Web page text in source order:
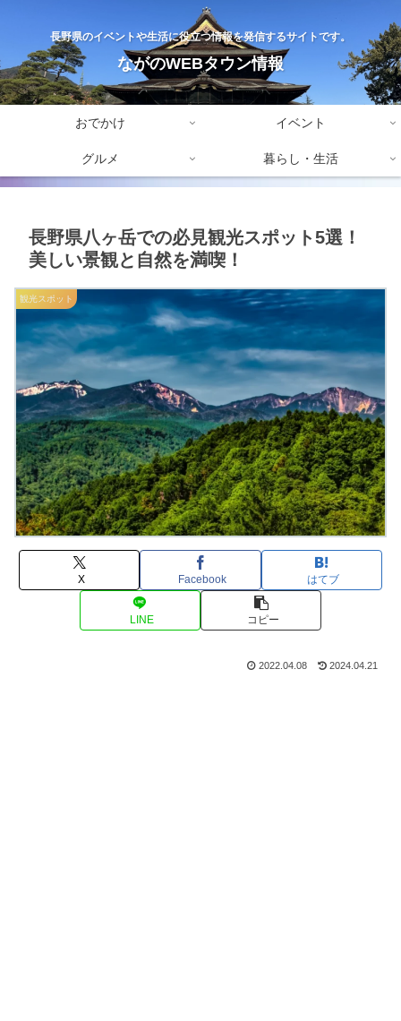
長野県のイベントや生活に役立つ情報を発信するサイトです。
ながのWEBタウン情報
おでかけ イベント
グルメ 暮らし・生活
長野県八ヶ岳での必見観光スポット5選！
美しい景観と自然を満喫！
観光スポット
X Facebook はてブ
LINE コピー
2022.04.08 2024.04.21